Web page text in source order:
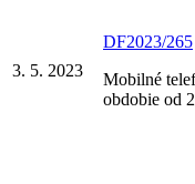
3. 5. 2023
DF2023/265
Mobilné
obdobie od